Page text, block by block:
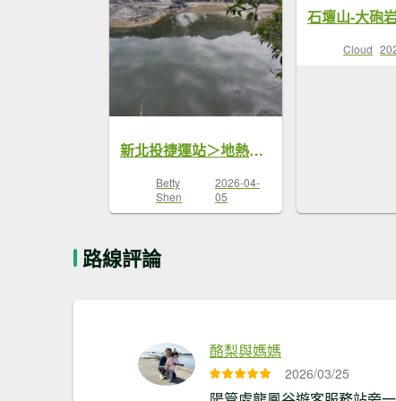
新北投捷運站＞地熱谷＞硫磺谷＞龍鳳谷＞紗帽橋（陽明山尋印者）
Betty
Shen
2026-04-
05
Cloud
路線評論
酪梨與媽媽
2026/03/25